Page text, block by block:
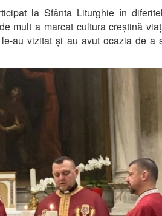
la Sfânta Liturghie în
mult a marcat cultura creștină
au vizitat și au avut ocazia de a